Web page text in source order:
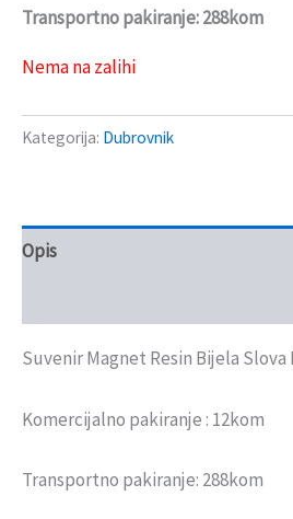
Transportno pakiranje: 288kom
Nema na zalihi
Kategorija: Dubrovnik
Opis
Suvenir Magnet Resin Bijela
Komercijalno pakiranje : 12kom
Transportno pakiranje: 288kom